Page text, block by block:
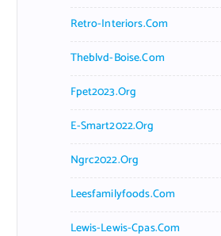
Retro-Interiors.com
Theblvd-Boise.com
Fpet2023.org
E-Smart2022.org
Ngrc2022.org
Leesfamilyfoods.com
Lewis-Lewis-Cpas.com